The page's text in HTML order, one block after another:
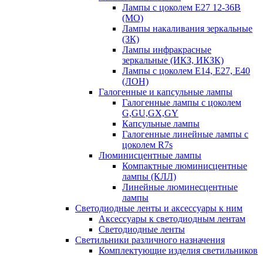
Лампы с цоколем Е27 12-36В
(МО)
Лампы накаливания зеркальные
(ЗК)
Лампы инфракрасные
зеркальные (ИКЗ, ИКЗК)
Лампы с цоколем Е14, Е27, Е40
(ЛОН)
Галогенные и капсульные лампы
Галогенные лампы с цоколем
G,GU,GX,GY
Капсульные лампы
Галогенные линейные лампы с
цоколем R7s
Люминисцентные лампы
Компактные люминисцентные
лампы (КЛЛ)
Линейные люминесцентные
лампы
Светодиодные ленты и аксессуары к ним
Аксессуары к светодиодным лентам
Светодиодные ленты
Светильники различного назначения
Комплектующие изделия светильников